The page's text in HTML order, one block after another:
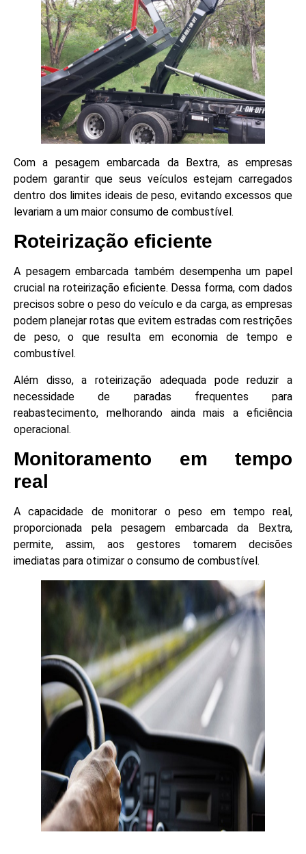
Com a pesagem embarcada da Bextra, as empresas
podem garantir que seus veículos estejam carregados
dentro dos limites ideais de peso, evitando excessos que
levariam a um maior consumo de combustível.
Roteirização eficiente
A pesagem embarcada também desempenha um papel
crucial na roteirização eficiente. Dessa forma, com dados
precisos sobre o peso do veículo e da carga, as empresas
podem planejar rotas que evitem estradas com restrições
de peso, o que resulta em economia de tempo e
combustível.
Além disso, a roteirização adequada pode reduzir a
necessidade de paradas frequentes para
reabastecimento, melhorando ainda mais a eficiência
operacional.
Monitoramento em tempo
real
A capacidade de monitorar o peso em tempo real,
proporcionada pela pesagem embarcada da Bextra,
permite, assim, aos gestores tomarem decisões
imediatas para otimizar o consumo de combustível.